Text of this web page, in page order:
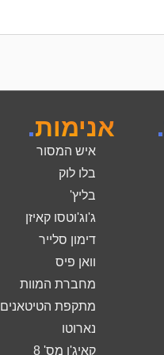
. אנימות.
איש המסור
בלו לוק
בליץ'
ג'וג'וטסו קאיזן
דימון סלייר
וואן פיס
מחברת המוות
מתקפת הטיטאנים
נארוטו
קאיג'ו מס' 8